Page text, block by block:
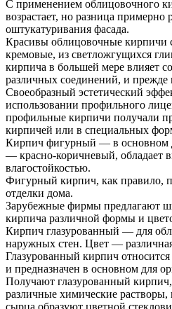
С применением облицовочного
возрастает, но разница примерно
оштукатуривания фасада.
Красивы облицовочные кирпичи
кремовые, из светложгущихся
кирпича в большей мере влияет
различных соединений, и прежде
Своеобразный эстетический
использовании профильного
профильные кирпичи получали
кирпичей или в специальных
Кирпич фигурный — в основном
— красно-коричневый, обладает
влагостойкостью.
Фигурный кирпич, как правило,
отделки дома.
Зарубежные фирмы предлагают
кирпича различной формы и
Кирпич глазурованный — для
наружных стен. Цвет —
Глазурованный кирпич
и предназначен в основном для
Получают глазурованный
различные химические растворы,